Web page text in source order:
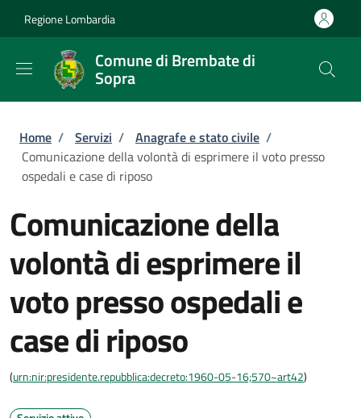
Regione Lombardia
Comune di Brembate di
Sopra
Briciole di pane
Home / Servizi / Anagrafe e stato civile /
Comunicazione della volontà di esprimere il voto presso
ospedali e case di riposo
Comunicazione della
volontà di esprimere il
voto presso ospedali e
case di riposo
(urn:nir:presidente.repubblica:decreto:1960-05-16;570~art42)